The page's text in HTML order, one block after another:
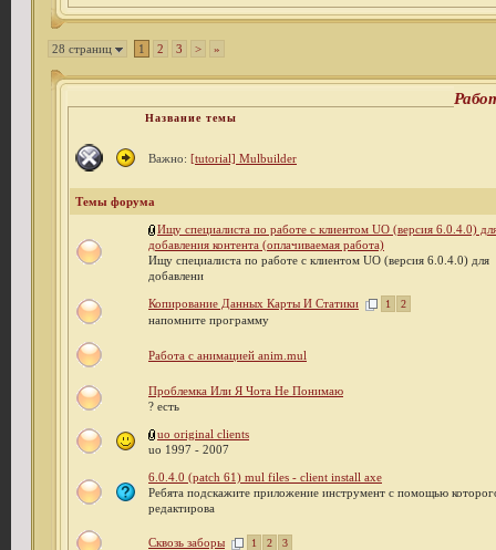
28 страниц 1 2 3 > »
Название темы
Важно: [tutorial] Mulbuilder
Темы форума
Ищу специалиста по работе с клиентом UO (версия 6.0.4.0)
добавления контента (оплачиваемая работа)
Ищу специалиста по работе с клиентом UO (версия 6.0.4.0) для
добавлени
Копирование Данных Карты И Статики 1 2
напомните программу
Работа с анимацией anim.mul
Проблемка Или Я Чота Не Понимаю
? есть
uo original clients
uo 1997 - 2007
6.0.4.0 (patch 61) mul files - client install axe
Ребята подскажите приложение инструмент с помощью
редактирова
Сквозь заборы 1 2 3